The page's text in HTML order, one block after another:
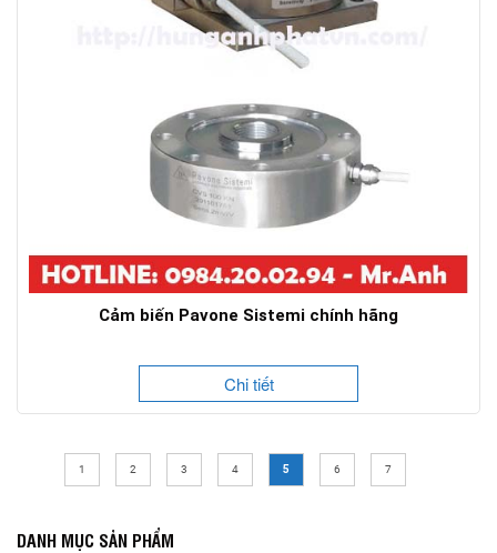
Cảm biến Pavone Sistemi chính hãng
Chi tiết
1 2 3 4 5 6 7
DANH MỤC SẢN PHẨM